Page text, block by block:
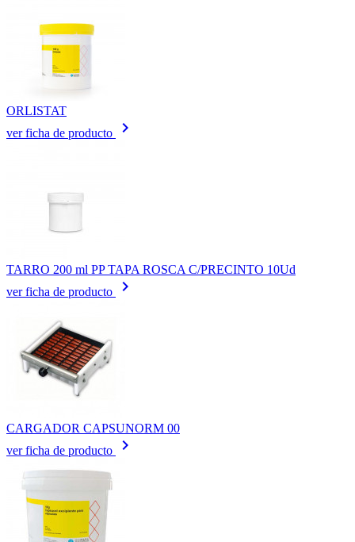
ORLISTAT
ver ficha de producto
keyboard_arrow_right
TARRO 200 ml PP TAPA ROSCA C/PRECINTO 10Ud
ver ficha de producto
keyboard_arrow_right
CARGADOR CAPSUNORM 00
ver ficha de producto
keyboard_arrow_right